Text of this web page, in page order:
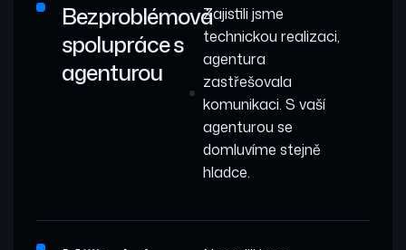
Bezproblémová
spolupráce s
agenturou
Zajistili jsme
technickou realizaci,
agentura
zastřešovala
komunikaci. S vaší
agenturou se
domluvíme stejně
hladce.